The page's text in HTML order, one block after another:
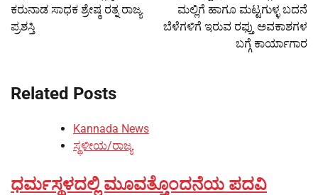
ಕರುನಾಡ ಸಾಧಕ ಶ್ರೇಷ್ಠ ರತ್ನ ರಾಜ್ಯ
ಪ್ರಶಸ್ತಿ
ಮಲ್ಲಿಗೆ ಹಾಗೂ ಮಟ್ಟಗುಳ್ಳ ಬದನೆ
ಬೆಳೆಗಳಿಗೆ ಇರುವ ರಫ್ತು ಅವಕಾಶಗಳ
ಬಗ್ಗೆ ಕಾರ್ಯಾಗಾರ
Related Posts
Kannada News
ಸ್ಥಳೀಯ/ರಾಜ್ಯ
ಧರ್ಮಸ್ಥಳದಲ್ಲಿ ಮೂವತ್ತೊಂದನೆಯ ಪದವಿ